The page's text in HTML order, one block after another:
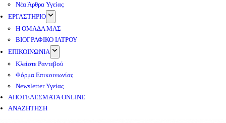
Νέα Άρθρα Υγείας
ΕΡΓΑΣΤΗΡΙΟ
Η ΟΜΑΔΑ ΜΑΣ
ΒΙΟΓΡΑΦΙΚΟ ΙΑΤΡΟΥ
ΕΠΙΚΟΙΝΩΝΙΑ
Κλείστε Ραντεβού
Φόρμα Επικοινωνίας
Newsletter Υγείας
ΑΠΟΤΕΛΕΣΜΑΤΑ ONLINE
ΑΝΑΖΗΤΗΣΗ